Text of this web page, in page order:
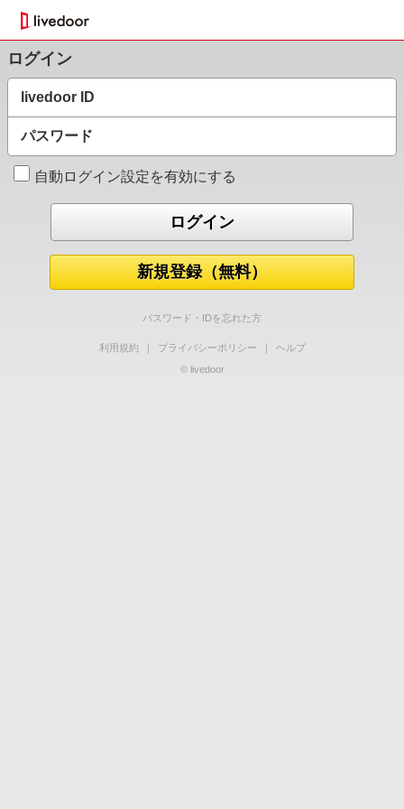
ログイン
livedoor ID
パスワード
自動ログイン設定を有効にする
新規登録（無料）
パスワード・IDを忘れた方
利用規約 ｜ プライバシーポリシー ｜
ヘルプ
© livedoor